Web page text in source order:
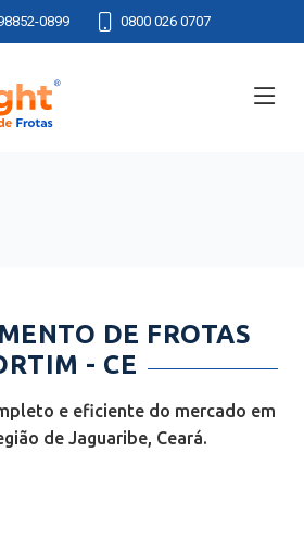
0899 0800 026 0707
DE FROTAS
- CE
e eficiente do mercado em
de Jaguaribe, Ceará.